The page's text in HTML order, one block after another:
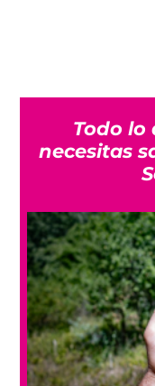
Todo lo
necesitas